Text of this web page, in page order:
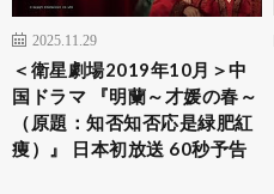
2025.11.29
＜衛星劇場2019年10月＞中
国ドラマ 『明蘭～才媛の春～
（原題：知否知否応是緑肥紅
痩）』 日本初放送 60秒予告